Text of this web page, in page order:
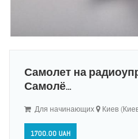
Самолет на
Самолё...
Для начинающих Киев
1700.00 UAH